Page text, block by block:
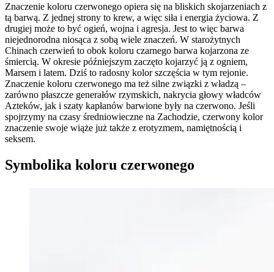
Znaczenie koloru czerwonego opiera się na bliskich skojarzeniach z
tą barwą. Z jednej strony to krew, a więc siła i energia życiowa. Z
drugiej może to być ogień, wojna i agresja. Jest to więc barwa
niejednorodna niosąca z sobą wiele znaczeń. W starożytnych
Chinach czerwień to obok koloru czarnego barwa kojarzona ze
śmiercią. W okresie późniejszym zaczęto kojarzyć ją z ogniem,
Marsem i latem. Dziś to radosny kolor szczęścia w tym rejonie.
Znaczenie koloru czerwonego ma też silne związki z władzą –
zarówno płaszcze generałów rzymskich, nakrycia głowy władców
Azteków, jak i szaty kapłanów barwione były na czerwono. Jeśli
spojrzymy na czasy średniowieczne na Zachodzie, czerwony kolor
znaczenie swoje wiąże już także z erotyzmem, namiętnością i
seksem.
Symbolika koloru czerwonego